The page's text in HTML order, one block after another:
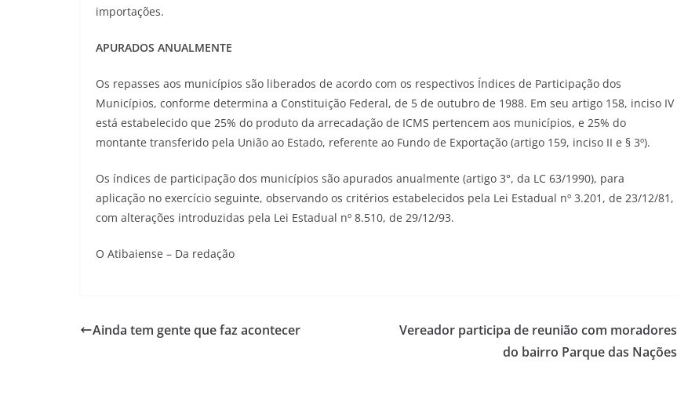
importações.
APURADOS ANUALMENTE
Os repasses aos municípios são liberados de acordo com os respectivos Índices de Participação dos
Municípios, conforme determina a Constituição Federal, de 5 de outubro de 1988. Em seu artigo 158, inciso IV
está estabelecido que 25% do produto da arrecadação de ICMS pertencem aos municípios, e 25% do
montante transferido pela União ao Estado, referente ao Fundo de Exportação (artigo 159, inciso II e § 3º).
Os índices de participação dos municípios são apurados anualmente (artigo 3°, da LC 63/1990), para
aplicação no exercício seguinte, observando os critérios estabelecidos pela Lei Estadual nº 3.201, de 23/12/81,
com alterações introduzidas pela Lei Estadual nº 8.510, de 29/12/93.
O Atibaiense – Da redação
Ainda tem gente que faz acontecer
Vereador participa de reunião com moradores
do bairro Parque das Nações